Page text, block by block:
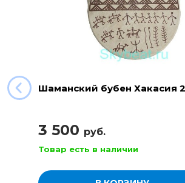
Шаманский бубен Хакасия
3 500 руб.
Товар есть в наличии